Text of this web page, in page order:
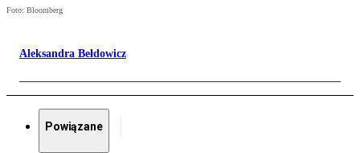
Foto: Bloomberg
Aleksandra Bełdowicz
Powiązane